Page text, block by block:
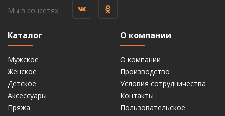
Мы в соцсетях
Каталог
Мужское
Женское
Детское
Аксессуары
Пряжа
О компании
О компании
Производство
Условия сотрудничества
Контакты
Пользовательское